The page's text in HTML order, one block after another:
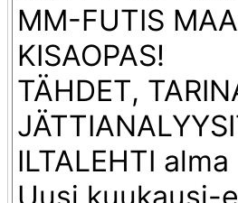
MM-FUTIS
KISAOPAS!
TÄHDET,
ILTALEHTI alma